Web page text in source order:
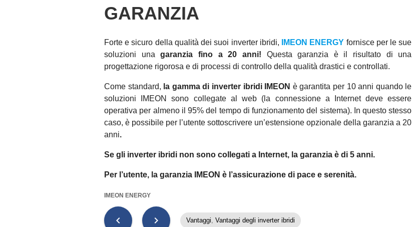
GARANZIA
Forte e sicuro della qualità dei suoi inverter ibridi, IMEON ENERGY fornisce per le sue
soluzioni una garanzia fino a 20 anni! Questa garanzia è il risultato di una
progettazione rigorosa e di processi di controllo della qualità drastici e controllati.
Come standard, la gamma di inverter ibridi IMEON è garantita per 10 anni quando le
soluzioni IMEON sono collegate al web (la connessione a Internet deve essere
operativa per almeno il 95% del tempo di funzionamento del sistema). In questo stesso
caso, è possibile per l’utente sottoscrivere un’estensione opzionale della garanzia a 20
anni.
Se gli inverter ibridi non sono collegati a Internet, la garanzia è di 5 anni.
Per l’utente, la garanzia IMEON è l’assicurazione di pace e serenità.
IMEON ENERGY
chevron_left chevron_right Vantaggi Vantaggi degli inverter ibridi